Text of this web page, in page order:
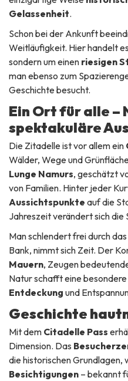
Gelassenheit.
Schon bei der Ankunft
Weitläufigkeit. Hier handelt
sondern um einen riesigen
man ebenso zum
Geschichte besucht.
Ein Ort für alle –
spektakuläre
Die Zitadelle ist vor allem ein
Wälder, Wege und
Lunge Namurs, geschätzt
von Familien. Hinter jeder
Aussichtspunkte auf die
Jahreszeit verändert sich die
Man schlendert frei durch
Bank, nimmt sich Zeit. Der
Mauern, Zeugen
Natur schafft eine
Entdeckung und
Geschichte
Mit dem Citadelle Pass
Dimension. Das
die historischen Grundlagen,
Besichtigungen – bekannt